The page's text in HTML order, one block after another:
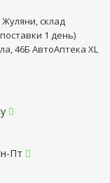
склад
1 день)
46Б АвтоАптека XL
Пт